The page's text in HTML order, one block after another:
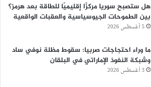
هل ستصبح سوريا مركزًا إقليميًا للطاقة بعد هرمز؟
بين الطموحات الجيوسياسية والعقبات الواقعية
5 أغسطس 2026
ما وراء احتجاجات صربيا: سقوط مظلة نوفي ساد
وشبكة النفوذ الإماراتي في البلقان
3 أغسطس 2026